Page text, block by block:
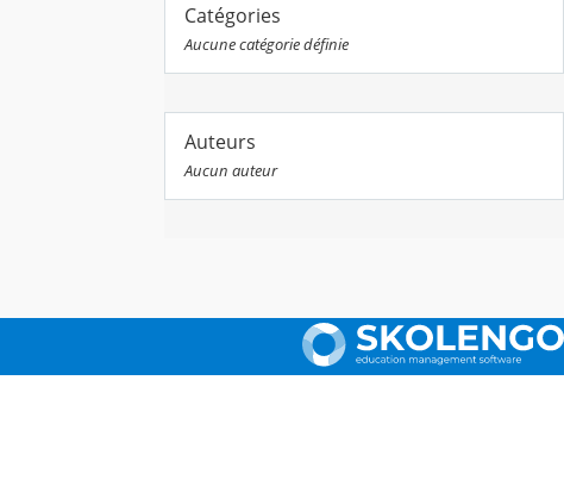
Catégories
Aucune catégorie définie
Auteurs
Aucun auteur